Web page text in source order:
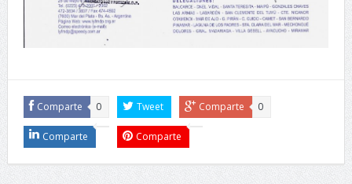
Comparte 0 Tweet Comparte 0
Comparte Comparte